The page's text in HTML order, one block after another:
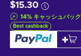
$15.30
14% キャッシュバック
Best cashback